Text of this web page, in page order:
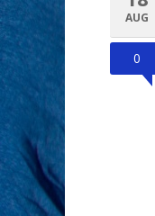
AUG
0